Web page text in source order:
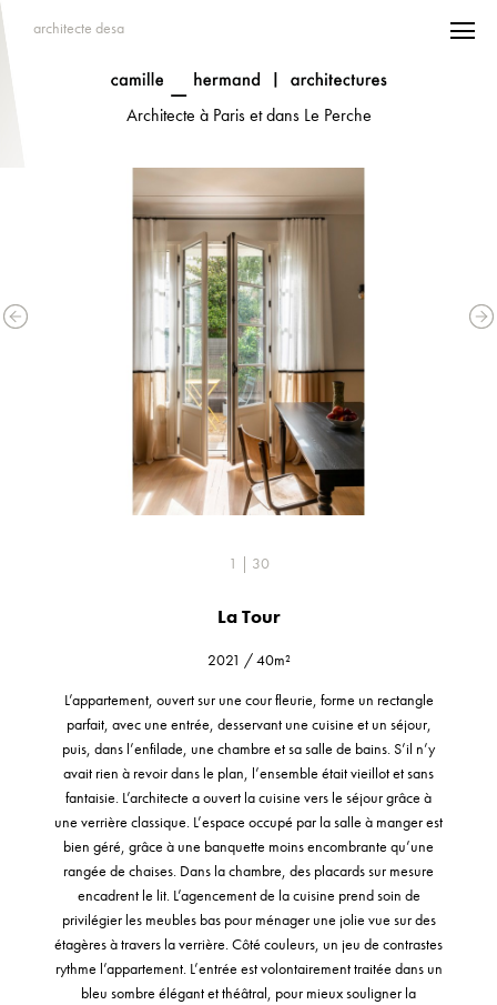
architecte desa
Architecte à Paris et dans Le Perche
1 | 30
La Tour
2021 /40m²
L’appartement, ouvert sur une cour fleurie, forme un rectangle
parfait, avec une entrée, desservant une cuisine et un séjour,
puis, dans l’enfilade, une chambre et sa salle de bains. S’il n’y
avait rien à revoir dans le plan, l’ensemble était vieillot et sans
fantaisie. L’architecte a ouvert la cuisine vers le séjour grâce à
une verrière classique. L’espace occupé par la salle à manger est
bien géré, grâce à une banquette moins encombrante qu’une
rangée de chaises. Dans la chambre, des placards sur mesure
encadrent le lit. L’agencement de la cuisine prend soin de
privilégier les meubles bas pour ménager une jolie vue sur des
étagères à travers la verrière. Côté couleurs, un jeu de contrastes
rythme l’appartement. L’entrée est volontairement traitée dans un
bleu sombre élégant et théâtral, pour mieux souligner la